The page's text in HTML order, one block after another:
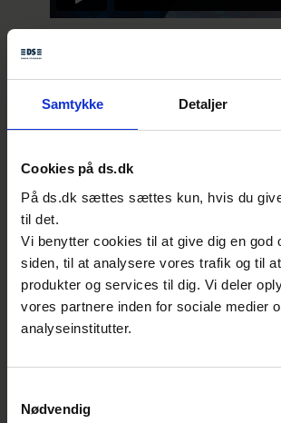
Samtykke Detaljer
Cookies på ds.dk
På ds.dk sættes sættes kun, hvis du
til det.
Vi benytter cookies til at give dig en god
siden, til at analysere vores trafik og til
produkter og services til dig. Vi deler
vores partnere inden for sociale medier
analyseinstitutter.
Nødvendig
Bjørn Nørrekjær
Standardisering | Digital &
T:
Se også